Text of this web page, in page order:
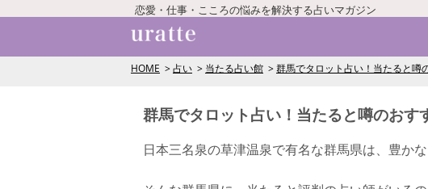
恋愛・仕事・こころの悩みを解決する占いマガジン
HOME 占い 当たる占い館 群馬でタロット占い！当たると噂
群馬でタロット占い！当たると噂のおす
日本三名泉の草津温泉で有名な群馬県は、豊か